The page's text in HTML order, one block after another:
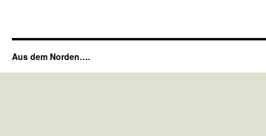
Aus dem Norden….